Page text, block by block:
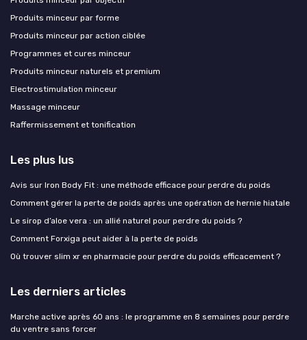
Produits minceur par forme
Produits minceur par action ciblée
Programmes et cures minceur
Produits minceur naturels et premium
Electrostimulation minceur
Massage minceur
Raffermissement et tonification
Les plus lus
Avis sur Iron Body Fit : une méthode efficace pour perdre du poids
Comment gérer la perte de poids après une opération de hernie hiatale
Le sirop d’aloe vera : un allié naturel pour perdre du poids ?
Comment Forxiga peut aider à la perte de poids
Où trouver slim xr en pharmacie pour perdre du poids efficacement ?
Les derniers articles
Marche active après 60 ans : le programme en 8 semaines pour perdre
du ventre sans forcer